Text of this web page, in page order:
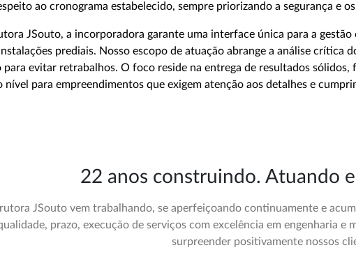
ao cronograma estabelecido, sempre priorizando a segurança e
JSouto, a incorporadora garante uma interface única para a
prediais. Nosso escopo de atuação abrange a análise
para evitar retrabalhos. O foco reside na entrega de resultados
para empreendimentos que exigem atenção aos detalhes e
22 anos construindo. Atuando
JSouto vem trabalhando, se aperfeiçoando continuamente e
prazo, execução de serviços com excelência em engenharia
surpreender positivamente nossos